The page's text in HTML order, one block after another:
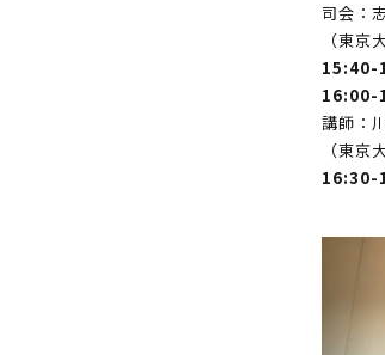
司会：
（東
16:00-
講師：
（東
16:30-